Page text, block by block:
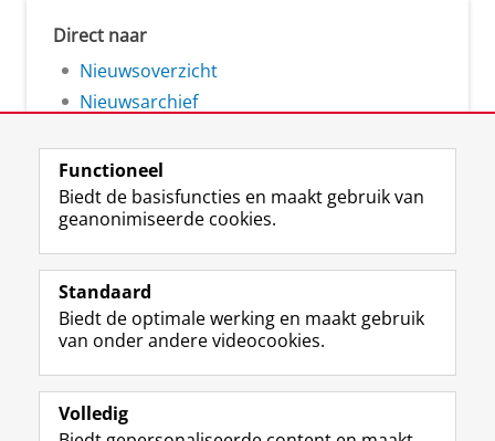
Direct naar
Nieuwsoverzicht
Nieuwsarchief
Volg de RUG
F
a
e
b
o
p
L
i
k
e
I
-
R
S
-
f
e
R
I
n
t
r
m
Y
o
T
e
k
Studiekiezers
Alumni
Functioneel
Biedt de basisfuncties en maakt gebruik van
geanonimiseerde cookies.
Standaard
Biedt de optimale werking en maakt gebruik
van onder andere videocookies.
Volledig